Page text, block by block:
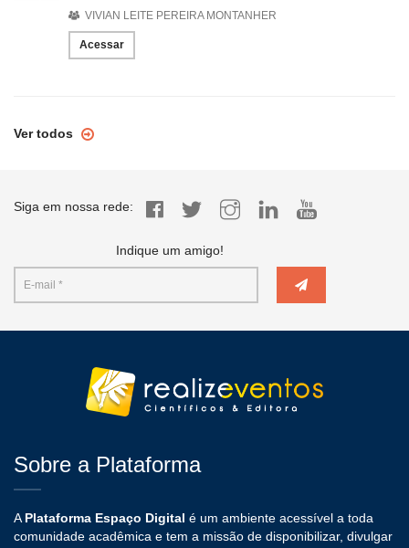
VIVIAN LEITE PEREIRA MONTANHER
Acessar
Ver todos
Siga em nossa rede:
Indique um amigo!
Sobre a Plataforma
A Plataforma Espaço Digital é um ambiente acessível a toda
comunidade acadêmica e tem a missão de disponibilizar, divulgar